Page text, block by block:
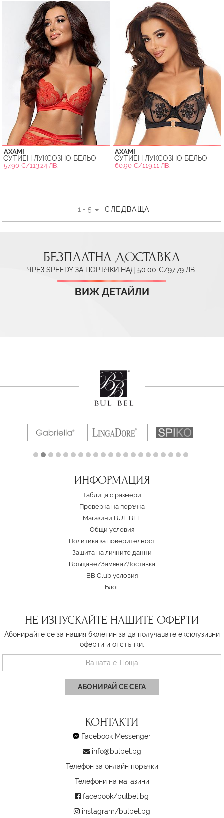
AXAMI
СУТИЕН ЛУКСОЗНО БЕЛЬО
57.90 €/113.24 ЛВ.
AXAMI
СУТИЕН ЛУКСОЗНО БЕЛЬО
60.90 €/119.11 ЛВ.
1 - 5 СЛЕДВАЩА
БЕЗПЛАТНА ДОСТАВКА
ЧРЕЗ SPEEDY ЗА ПОРЪЧКИ НАД 50.00 €/97.79 ЛВ.
ВИЖ ДЕТАЙЛИ
ИНФОРМАЦИЯ
Таблица с размери
Проверка на поръчка
Магазини BUL BEL
Oбщи условия
Политика за поверителност
Защита на личните данни
Връщане/Замяна/Доставка
BB Club условия
Блог
НЕ ИЗПУСКАЙТЕ НАШИТЕ ОФЕРТИ
Абонирайте се за нашия бюлетин за да получавате ексклузивни
оферти и отстъпки.
АБОНИРАЙ СЕ СЕГА
КОНТАКТИ
Facebook Messenger
info@bulbel.bg
Телефон за онлайн поръчки
Телефони на магазини
facebook/bulbel.bg
instagram/bulbel.bg